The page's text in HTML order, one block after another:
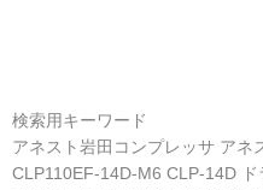
検索用キーワード
アネスト岩田コンプレッサ アネ
CLP110EF-14D-M6 CLP-14D